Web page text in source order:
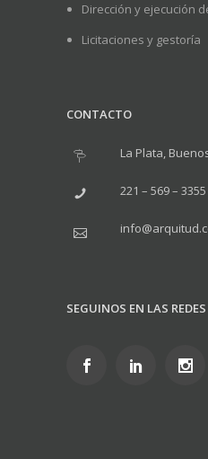
Dirección y ejecución
Licitaciones y gestoría
CONTACTO
La Plata,
221 – 569 – 3355
SEGUINOS EN LAS REDES